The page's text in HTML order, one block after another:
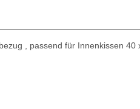
, passend für Innenkissen